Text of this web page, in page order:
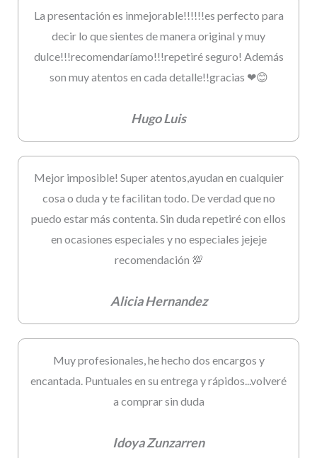
La presentación es inmejorable!!!!!!es perfecto para
decir lo que sientes de manera original y muy
dulce!!!recomendaríamo!!!repetiré seguro! Además
son muy atentos en cada detalle!!gracias ❤😊
Hugo Luis
Mejor imposible! Super atentos,ayudan en cualquier
cosa o duda y te facilitan todo. De verdad que no
puedo estar más contenta. Sin duda repetiré con ellos
en ocasiones especiales y no especiales jejeje
recomendación 💯
Alicia Hernandez
Muy profesionales, he hecho dos encargos y
encantada. Puntuales en su entrega y rápidos...volveré
a comprar sin duda
Idoya Zunzarren